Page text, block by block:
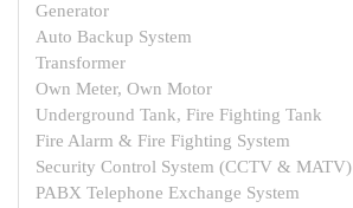
Generator
Auto Backup System
Transformer
Own Meter, Own Motor
Underground Tank, Fire Fighting Tank
Fire Alarm & Fire Fighting System
Security Control System (CCTV & MATV)
PABX Telephone Exchange System